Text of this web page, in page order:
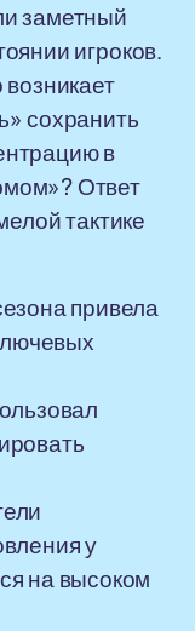
заметный
игроков.
сохранить
в
Ответ
тактике
привела
у
на высоком